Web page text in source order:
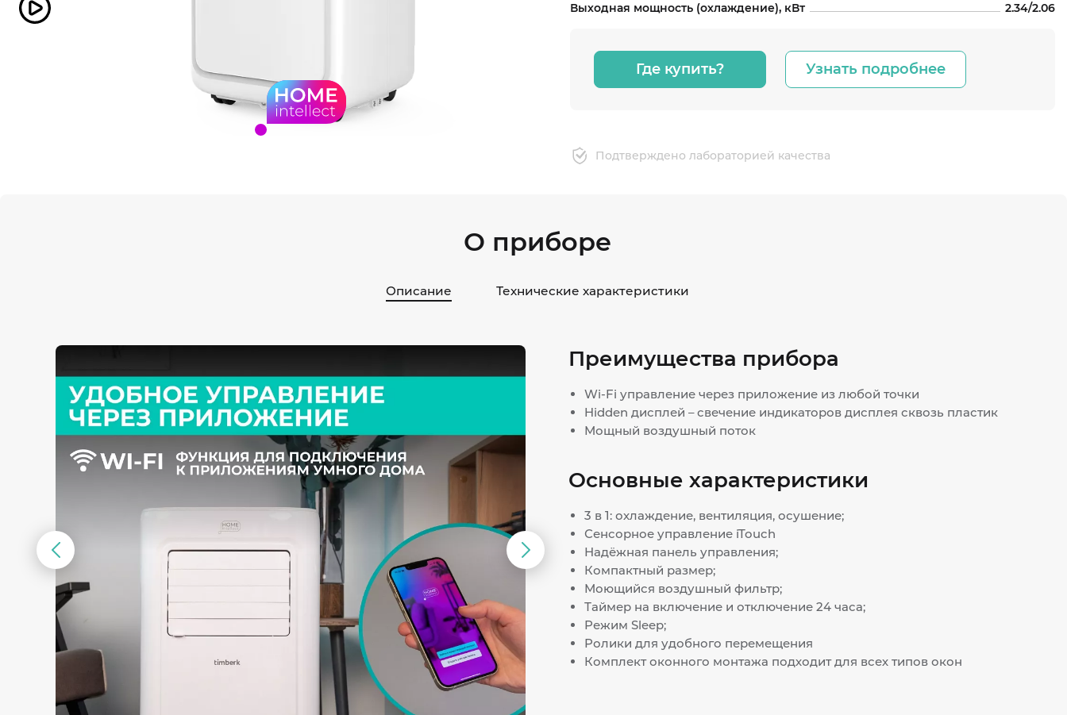
Выходная мощность (охлаждение), кВт
2.34/2.06
Где купить? Узнать подробнее
Подтверждено лабораторией качества
О приборе
Описание Технические характеристики
Предыдущий
слайд
Следующий
Преимущества прибора
Wi-Fi управление через приложение из любой точки
Hidden дисплей – свечение индикаторов дисплея сквозь пластик
Мощный воздушный поток
Основные характеристики
3 в 1: охлаждение, вентиляция, осушение;
Сенсорное управление iTouch
Надёжная панель управления;
Компактный размер;
Моющийся воздушный фильтр;
Таймер на включение и отключение 24 часа;
Режим Sleep;
Ролики для удобного перемещения
Комплект оконного монтажа подходит для всех типов окон